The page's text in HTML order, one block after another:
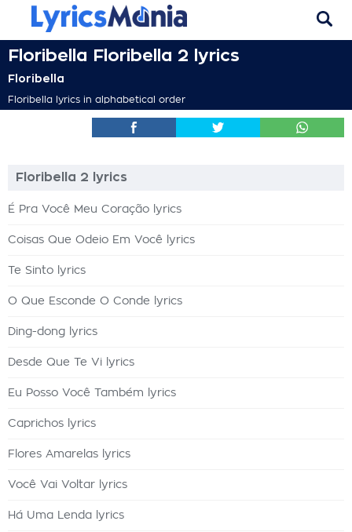
Floribella Floribella 2 lyrics
Floribella
Floribella lyrics in alphabetical order
Floribella 2 lyrics
É Pra Você Meu Coração lyrics
Coisas Que Odeio Em Você lyrics
Te Sinto lyrics
O Que Esconde O Conde lyrics
Ding-dong lyrics
Desde Que Te Vi lyrics
Eu Posso Você Também lyrics
Caprichos lyrics
Flores Amarelas lyrics
Você Vai Voltar lyrics
Há Uma Lenda lyrics